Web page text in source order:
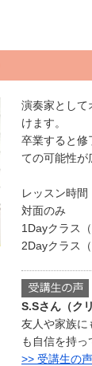
演奏家として
けます。
卒業すると修
ての可能性が
レッスン時間
対面のみ
1Dayクラス（
2Dayクラス
S.Sさん（ク
友人や家族に
も自信を持っ
>> 受講生の